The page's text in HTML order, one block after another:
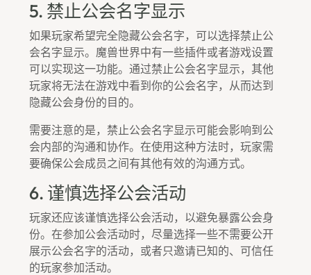
5. 禁止公会名字显示
如果玩家希望完全隐藏公会名字，可以选择禁止公
会名字显示。魔兽世界中有一些插件或者游戏设置
可以实现这一功能。通过禁止公会名字显示，其他
玩家将无法在游戏中看到你的公会名字，从而达到
隐藏公会身份的目的。
需要注意的是，禁止公会名字显示可能会影响到公
会内部的沟通和协作。在使用这种方法时，玩家需
要确保公会成员之间有其他有效的沟通方式。
6. 谨慎选择公会活动
玩家还应该谨慎选择公会活动，以避免暴露公会身
份。在参加公会活动时，尽量选择一些不需要公开
展示公会名字的活动，或者只邀请已知的、可信任
的玩家参加活动。